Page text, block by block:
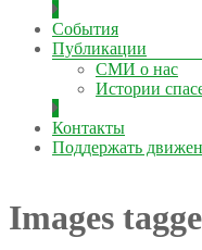
События
Публикации
СМИ о нас
Истории
Контакты
Поддержать
Images